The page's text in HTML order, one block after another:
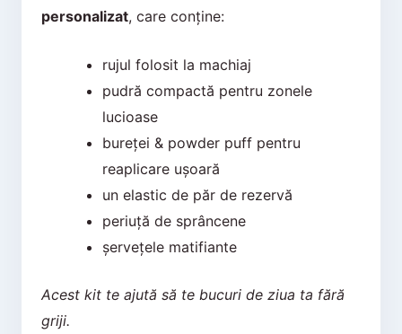
personalizat, care conține:
rujul folosit la machiaj
pudră compactă pentru zonele
lucioase
bureței & powder puff pentru
reaplicare ușoară
un elastic de păr de rezervă
periuță de sprâncene
șervețele matifiante
Acest kit te ajută să te bucuri de ziua ta fără
griji.